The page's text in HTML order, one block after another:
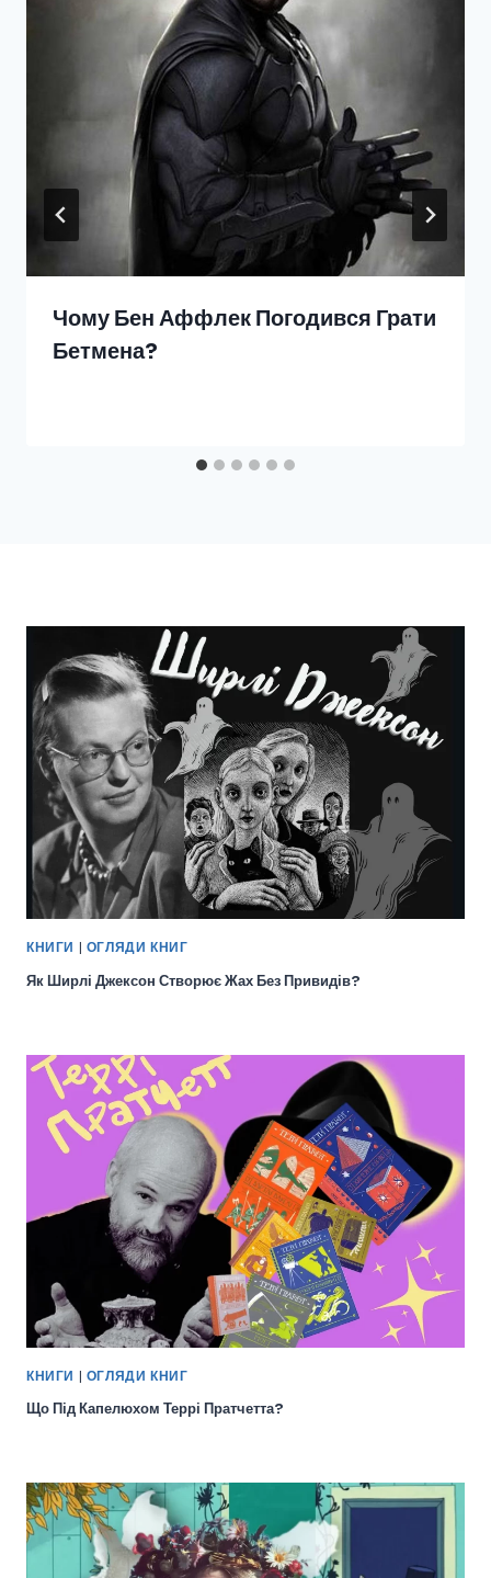
Чому Бен Аффлек Погодився Грати
Бетмена?
КНИГИ | ОГЛЯДИ КНИГ
Як Ширлі Джексон Створює Жах Без Привидів?
КНИГИ | ОГЛЯДИ КНИГ
Що Під Капелюхом Террі Пратчетта?